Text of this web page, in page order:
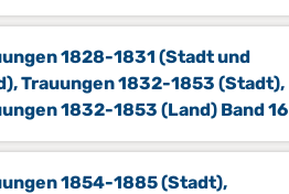
1828-1831 (Stadt und
Trauungen 1832-1853 (Stadt),
1832-1853 (Land) Band 16
1854-1885 (Stadt),